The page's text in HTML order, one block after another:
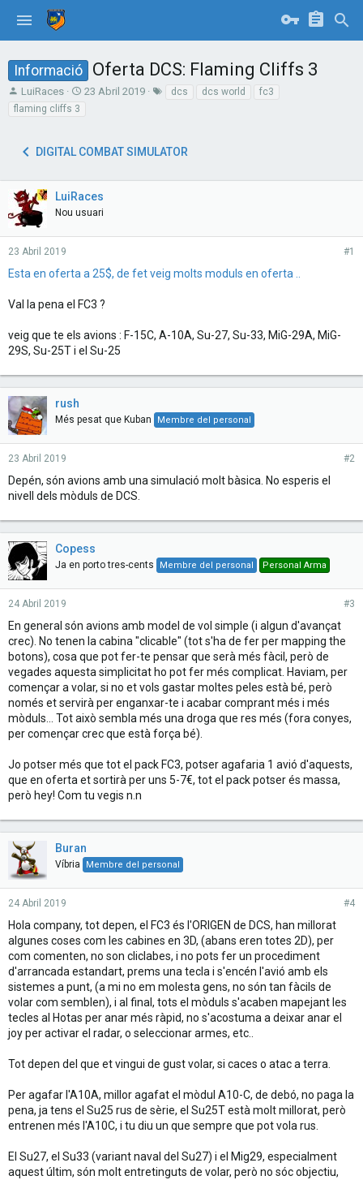
Informació Oferta DCS: Flaming Cliffs 3
T
h
a
s
t
a
r
t
e
LuiRaces
S
t
a
t
e
23 Abril 2019 dcs dcs world
fc3
flaming cliffs 3
DIGITAL COMBAT SIMULATOR
LuiRaces
Nou usuari
23 Abril 2019 #1
Esta en oferta a 25$, de fet veig molts moduls en oferta ..
Val la pena el FC3 ?
veig que te els avions : F-15C, A-10A, Su-27, Su-33, MiG-29A, MiG-
29S, Su-25T i el Su-25
rush
Més pesat que Kuban Membre del personal
23 Abril 2019 #2
Depén, són avions amb una simulació molt bàsica. No esperis el
nivell dels mòduls de DCS.
Copess
Ja en porto tres-cents Membre del personal Personal Arma
24 Abril 2019 #3
En general són avions amb model de vol simple (i algun d'avançat
crec). No tenen la cabina "clicable" (tot s'ha de fer per mapping the
botons), cosa que pot fer-te pensar que serà més fàcil, però de
vegades aquesta simplicitat ho pot fer més complicat. Haviam, per
començar a volar, si no et vols gastar moltes peles està bé, però
només et servirà per enganxar-te i acabar comprant més i més
mòduls... Tot això sembla més una droga que res més (fora conyes,
per començar crec que està força bé).
Jo potser més que tot el pack FC3, potser agafaria 1 avió d'aquests,
que en oferta et sortirà per uns 5-7€, tot el pack potser és massa,
però hey! Com tu vegis n.n
Buran
Víbria Membre del personal
24 Abril 2019 #4
Hola company, tot depen, el FC3 és l'ORIGEN de DCS, han millorat
algunes coses com les cabines en 3D, (abans eren totes 2D), per
com comenten, no son cliclabes, i no pots fer un procediment
d'arrancada estandart, prems una tecla i s'encén l'avió amb els
sistemes a punt, (a mi no em molesta gens, no són tan fàcils de
volar com semblen), i al final, tots el mòduls s'acaben mapejant les
tecles al Hotas per anar més ràpid, no s'acostuma a deixar anar el
joy per activar el radar, o seleccionar armes, etc..
Tot depen del que et vingui de gust volar, si caces o atac a terra.
Per agafar l'A10A, millor agafat el mòdul A10-C, de debó, no paga la
pena, ja tens el Su25 rus de sèrie, el Su25T està molt millorat, però
entrenen més l'A10C, i tu diu un que sempre que pot vola rus.
El Su27, el Su33 (variant naval del Su27) i el Mig29, especialment
aquest últim, són molt entretinguts de volar, però no sóc objectiu,